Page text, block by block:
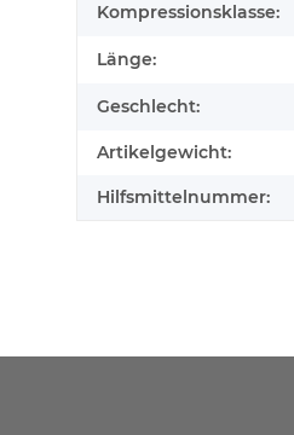
Kompressionsklasse:
Länge:
Geschlecht:
Artikelgewicht:
Hilfsmittelnummer: